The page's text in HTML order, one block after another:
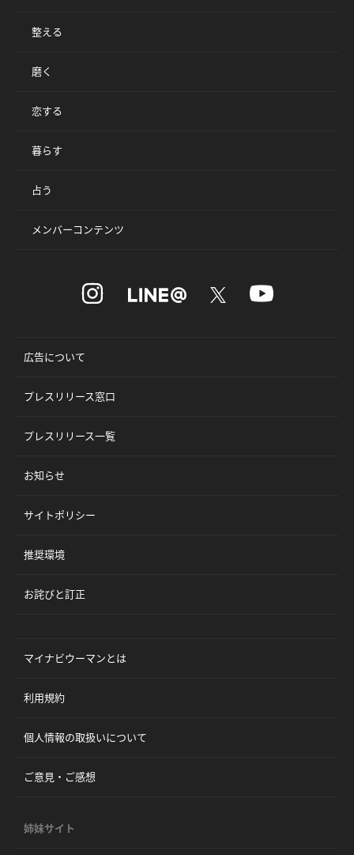
整える
磨く
恋する
暮らす
占う
メンバーコンテンツ
広告について
プレスリリース窓口
プレスリリース一覧
お知らせ
サイトポリシー
推奨環境
お詫びと訂正
マイナビウーマンとは
利用規約
個人情報の取扱いについて
ご意見・ご感想
姉妹サイト